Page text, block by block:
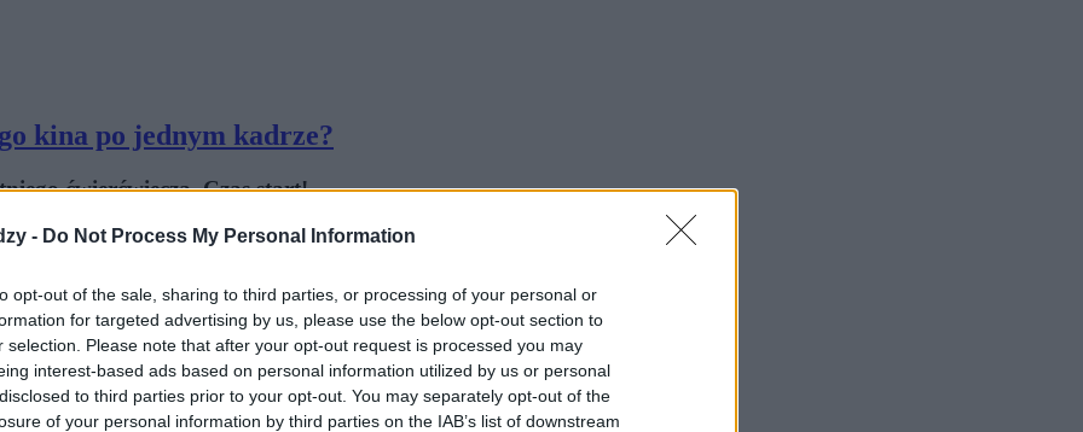
- Do Not Process My Personal Information
opt-out of the sale, sharing to third parties, or processing of your personal or
for targeted advertising by us, please use the below opt-out section to
selection. Please note that after your opt-out request is processed you may
interest-based ads based on personal information utilized by us or personal
to third parties prior to your opt-out. You may separately opt-out of the
of your personal information by third parties on the IAB’s list of downstream
kina po jednym kadrze?
ćwierćwiecza. Czas start!